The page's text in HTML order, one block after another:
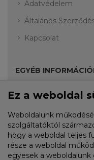
Adatvédelem
Általános
Kapcsolat
EGYÉB
Akciók
Fiók
Rendelési
Kívánságlista
Ez a weboldal
Weboldalunk
szolgáltatóktól
hogy a weboldal teljes
része a weboldal
egyesek a weboldalunk